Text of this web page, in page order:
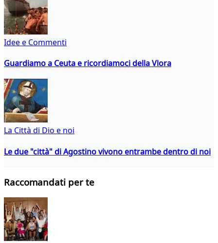
Idee e Commenti
Guardiamo a Ceuta e ricordiamoci della Vlora
La Città di Dio e noi
Le due "città" di Agostino vivono entrambe dentro di noi
Raccomandati per te